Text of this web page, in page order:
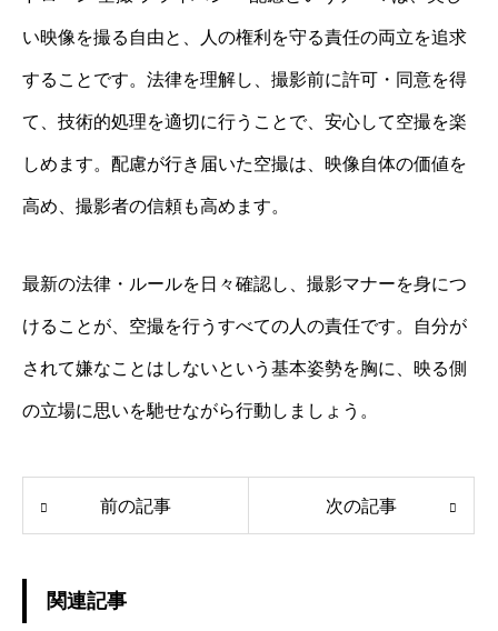
い映像を撮る自由と、人の権利を守る責任の両立を追求
することです。法律を理解し、撮影前に許可・同意を得
て、技術的処理を適切に行うことで、安心して空撮を楽
しめます。配慮が行き届いた空撮は、映像自体の価値を
高め、撮影者の信頼も高めます。
最新の法律・ルールを日々確認し、撮影マナーを身につ
けることが、空撮を行うすべての人の責任です。自分が
されて嫌なことはしないという基本姿勢を胸に、映る側
の立場に思いを馳せながら行動しましょう。
前の記事 次の記事
関連記事